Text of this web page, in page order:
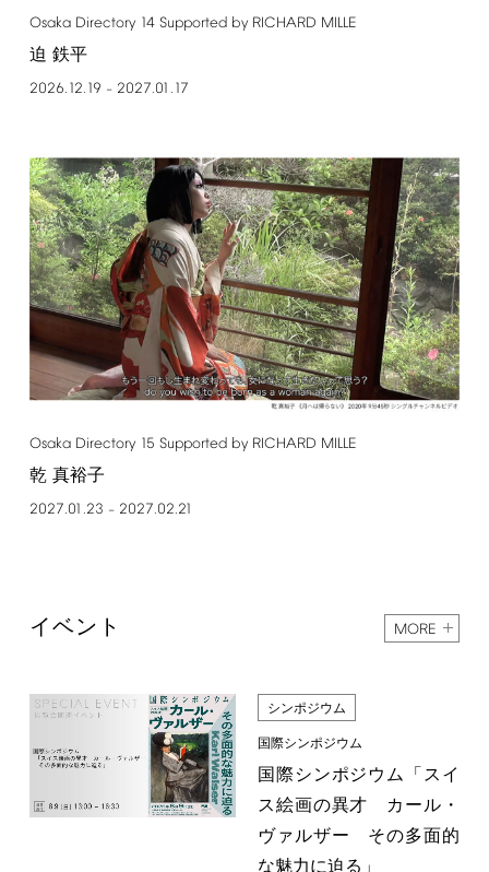
Osaka Directory 14 Supported by RICHARD MILLE
迫 鉄平
2026.12.19 – 2027.01.17
Osaka Directory 15 Supported by RICHARD MILLE
乾 真裕子
2027.01.23 – 2027.02.21
イベント MORE
シンポジウム
国際シンポジウム
国際シンポジウム「スイ
ス絵画の異才 カール・
ヴァルザー その多面的
な魅力に迫る」